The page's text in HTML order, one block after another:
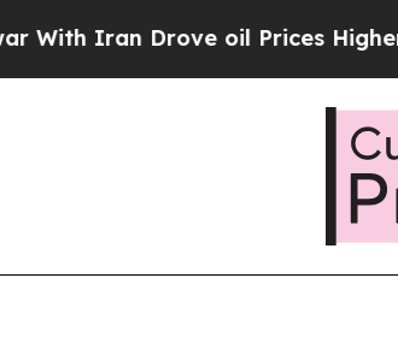
Drove oil Prices Higher, Trump